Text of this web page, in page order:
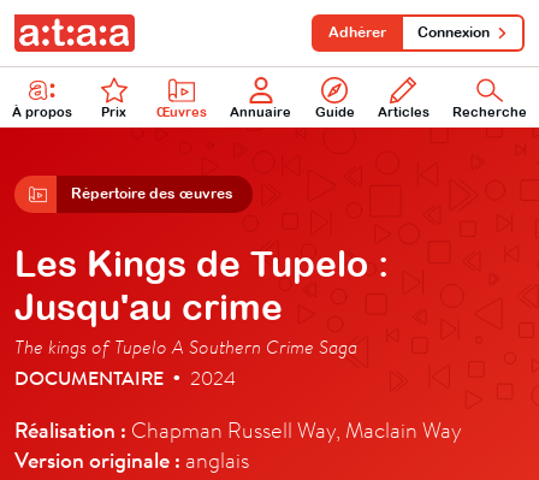
À propos Prix Œuvres Annuaire Guide Articles Recherche
Adhérer Connexion
Répertoire des œuvres
Les Kings de Tupelo :
Jusqu'au crime
The kings of Tupelo A Southern Crime Saga
DOCUMENTAIRE • 2024
Réalisation : Chapman Russell Way, Maclain Way
Version originale : anglais